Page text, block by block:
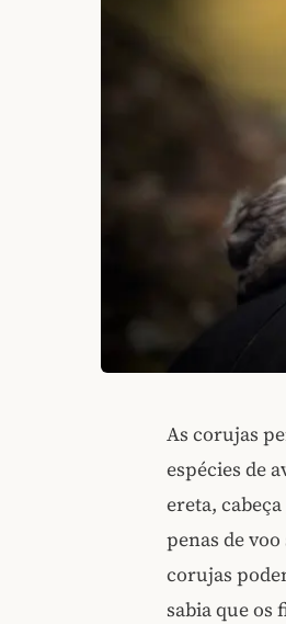
As corujas
espécies de
ereta,
penas de
corujas
sabia que os